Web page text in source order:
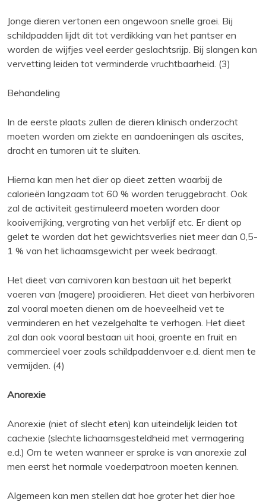
Jonge dieren vertonen een ongewoon snelle groei. Bij
schildpadden lijdt dit tot verdikking van het pantser en
worden de wijfjes veel eerder geslachtsrijp. Bij slangen kan
vervetting leiden tot verminderde vruchtbaarheid. (3)
Behandeling
In de eerste plaats zullen de dieren klinisch onderzocht
moeten worden om ziekte en aandoeningen als ascites,
dracht en tumoren uit te sluiten.
Hierna kan men het dier op dieet zetten waarbij de
calorieën langzaam tot 60 % worden teruggebracht. Ook
zal de activiteit gestimuleerd moeten worden door
kooiverrijking, vergroting van het verblijf etc. Er dient op
gelet te worden dat het gewichtsverlies niet meer dan 0,5-
1 % van het lichaamsgewicht per week bedraagt.
Het dieet van carnivoren kan bestaan uit het beperkt
voeren van (magere) prooidieren. Het dieet van herbivoren
zal vooral moeten dienen om de hoeveelheid vet te
verminderen en het vezelgehalte te verhogen. Het dieet
zal dan ook vooral bestaan uit hooi, groente en fruit en
commercieel voer zoals schildpaddenvoer e.d. dient men te
vermijden. (4)
Anorexie
Anorexie (niet of slecht eten) kan uiteindelijk leiden tot
cachexie (slechte lichaamsgesteldheid met vermagering
e.d.) Om te weten wanneer er sprake is van anorexie zal
men eerst het normale voederpatroon moeten kennen.
Algemeen kan men stellen dat hoe groter het dier hoe